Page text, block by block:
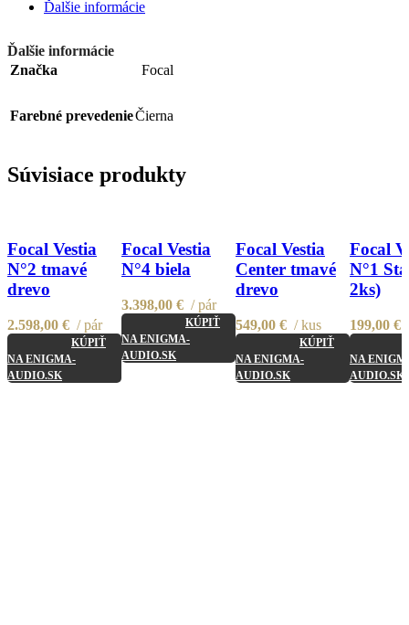
Ďalšie informácie
Ďalšie informácie
Značka
Focal
Farebné prevedenieČierna
Súvisiace produkty
Quick view
Add to wishlist
Focal Vestia
N°2 tmavé
drevo
2.598,00 € pár
KÚPIŤ
NA ENIGMA-
AUDIO.SK
Quick view
Add to wishlist
Focal Vestia
N°4 biela
3.398,00 € pár
KÚPIŤ
NA ENIGMA-
AUDIO.SK
Quick view
Add to wishlist
Focal Vestia
Center tmavé
drevo
549,00 € kus
KÚPIŤ
NA ENIGMA-
AUDIO.SK
Quick
Add to
Focal
N°1
2ks)
199,00 €
NA
AUDIO.SK